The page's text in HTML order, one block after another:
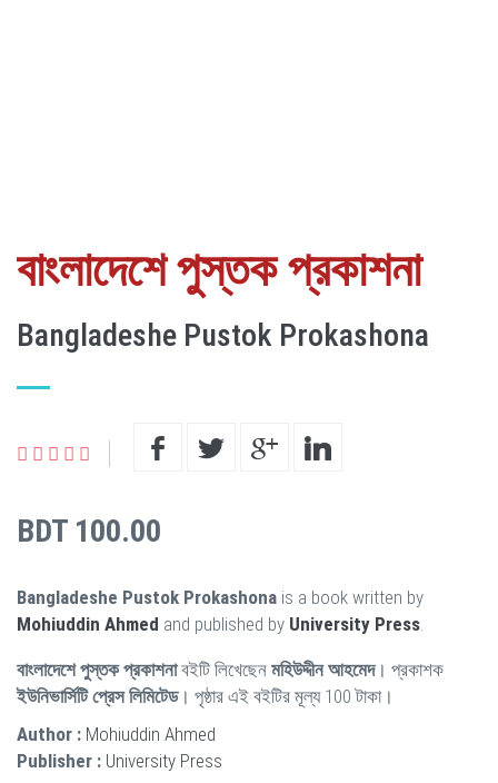
বাংলাদেশে পুস্তক প্রকাশনা
Bangladeshe Pustok Prokashona
BDT 100.00
Bangladeshe Pustok Prokashona is a book written by
Mohiuddin Ahmed and published by University Press
বাংলাদেশে পুস্তক প্রকাশনাবইটি লিখেছেন মহিউদ্দীন আহমেদ। প্রকাশক
ইউনিভার্সিটি প্রেস লিমিটেড। পৃষ্ঠার এই বইটির মূল্য 100 টাকা।
Author : Mohiuddin Ahmed
Publisher : University Press